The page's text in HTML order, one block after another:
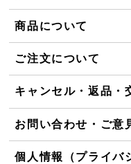
商品について
ご注文について
キャンセル・返品・
お問い合わせ・ご意
個人情報（プライバ